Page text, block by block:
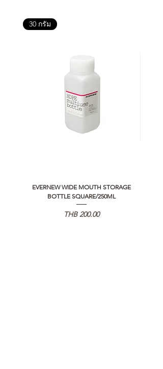
30 กรัม
EVERNEW WIDE MOUTH STORAGE
BOTTLE SQUARE/250ML
Price
THB 200.00